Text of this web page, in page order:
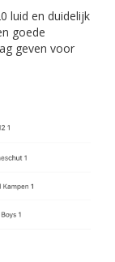
luid en duidelijk
goede
geven voor